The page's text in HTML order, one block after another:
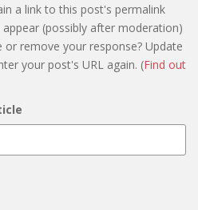
a link to this post's permalink
(possibly after moderation)
remove your response? Update
your post's URL again. (Find out